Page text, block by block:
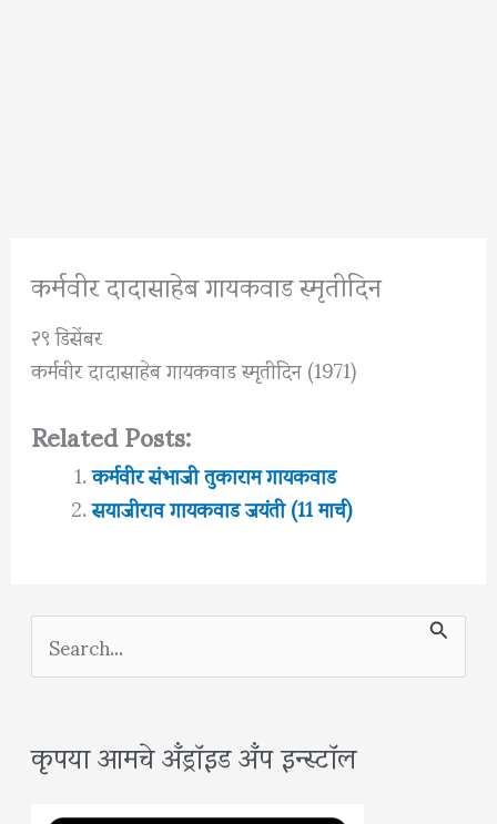
कर्मवीर दादासाहेब गायकवाड स्मृतीदिन
२९ डिसेंबर
कर्मवीर दादासाहेब गायकवाड स्मृतीदिन (1971)
Related Posts:
कर्मवीर संभाजी तुकाराम गायकवाड
सयाजीराव गायकवाड जयंती (11 मार्च)
S
e
r
c
कृपया आमचे अँड्रॉइड अँप इन्स्टॉल